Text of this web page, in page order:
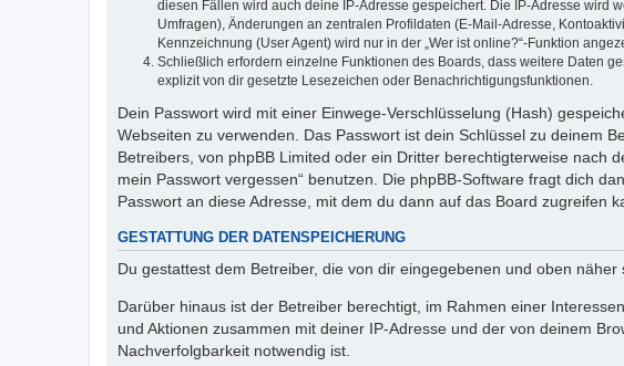
diesen Fällen wird auch deine IP-Adresse gespeichert. Die IP-Adresse wird
Umfragen), Änderungen an zentralen Profildaten (E-Mail-Adresse,
Kennzeichnung (User Agent) wird nur in der „Wer ist online?“-Funktion
Schließlich erfordern einzelne Funktionen des Boards, dass weitere Daten
explizit von dir gesetzte Lesezeichen oder Benachrichtigungsfunktionen.
Dein Passwort wird mit einer Einwege-Verschlüsselung (Hash)
Webseiten zu verwenden. Das Passwort ist dein Schlüssel zu deinem
Betreibers, von phpBB Limited oder ein Dritter berechtigterweise nach
mein Passwort vergessen“ benutzen. Die phpBB-Software fragt dich
Passwort an diese Adresse, mit dem du dann auf das Board zugreifen
GESTATTUNG DER DATENSPEICHERUNG
Du gestattest dem Betreiber, die von dir eingegebenen und oben
Darüber hinaus ist der Betreiber berechtigt, im Rahmen einer
und Aktionen zusammen mit deiner IP-Adresse und der von deinem
Nachverfolgbarkeit notwendig ist.